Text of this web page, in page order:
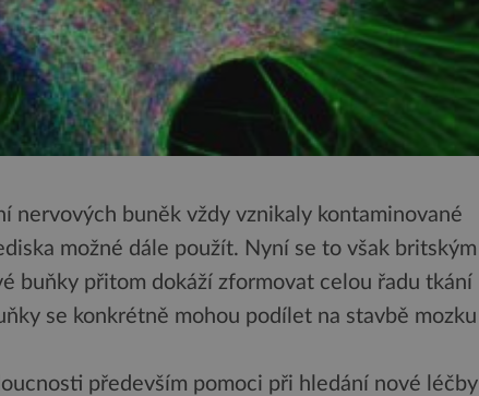
nervových buněk vždy vznikaly kontaminované
možné dále použít. Nyní se to však britským
buňky přitom dokáží zformovat celou řadu tkání
se konkrétně mohou podílet na stavbě mozku
především pomoci při hledání nové léčby